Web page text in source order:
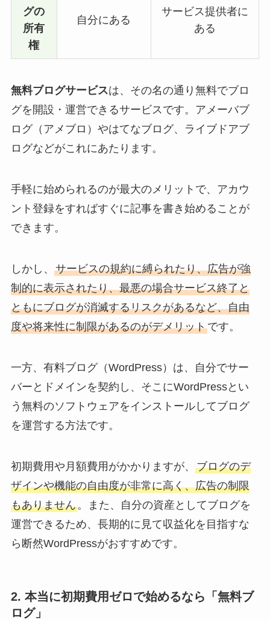
グの
所有
権
自分にある
サービス提供者に
ある
無料ブログサービスは、その名の通り無料でブロ
グを開設・運営できるサービスです。アメーバブ
ログ（アメブロ）やはてなブログ、ライブドアブ
ログなどがこれにあたります。
手軽に始められるのが最大のメリットで、アカウ
ント登録をすればすぐに記事を書き始めることが
できます。
しかし、 サービスの規約に縛られたり、広告が強
制的に表示されたり、最悪の場合サービス終了と
ともにブログが消滅するリスクがあるなど、自由
度や将来性に制限があるのがデメリットです。
一方、有料ブログ（WordPress）は、自分でサー
バーとドメインを契約し、そこにWordPressとい
う無料のソフトウェアをインストールしてブログ
を運営する方法です。
初期費用や月額費用がかかりますが、 ブログのデ
ザインや機能の自由度が非常に高く、広告の制限
もありません。また、自分の資産としてブログを
運営できるため、長期的に見て収益化を目指すな
ら断然WordPressがおすすめです。
2. 本当に初期費用ゼロで始めるなら「無料ブ
ログ」